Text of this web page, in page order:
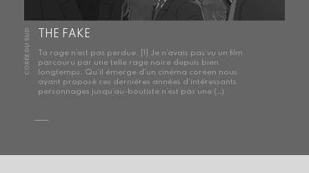
CORÉE DU SUD THE FAKE
Ta rage n’est pas perdue. [1] Je n’avais pas vu un film
parcouru par une telle rage noire depuis bien
longtemps. Qu’il émerge d’un cinéma coréen nous
ayant proposé ces dernières années d’intéressants
personnages jusqu’au-boutiste n’est pas une (…)